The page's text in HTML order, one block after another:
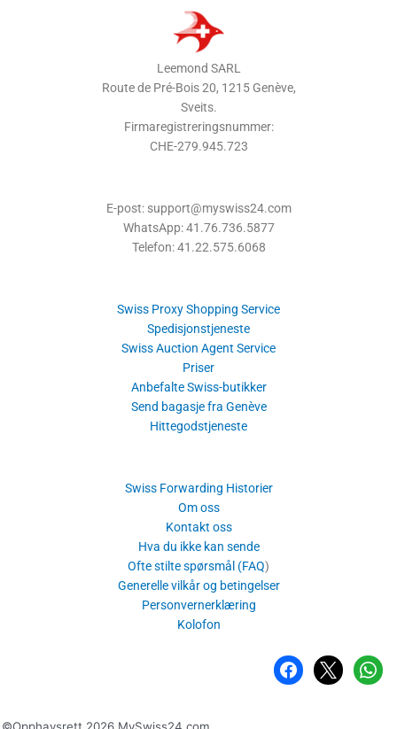
Leemond SARL
Route de Pré-Bois 20, 1215 Genève,
Sveits.
Firmaregistreringsnummer:
CHE-279.945.723
E-post: support@myswiss24.com
WhatsApp: 41.76.736.5877
Telefon: 41.22.575.6068
Swiss Proxy Shopping Service
Spedisjonstjeneste
Swiss Auction Agent Service
Priser
Anbefalte Swiss-butikker
Send bagasje fra Genève
Hittegodstjeneste
Swiss Forwarding Historier
Om oss
Kontakt oss
Hva du ikke kan sende
Ofte stilte spørsmål (FAQ)
Generelle vilkår og betingelser
Personvernerklæring
Kolofon
Facebook
x